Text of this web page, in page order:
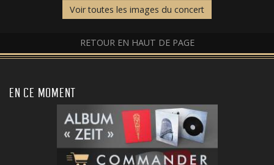
Voir toutes les images du concert
RETOUR EN HAUT DE PAGE
EN CE MOMENT